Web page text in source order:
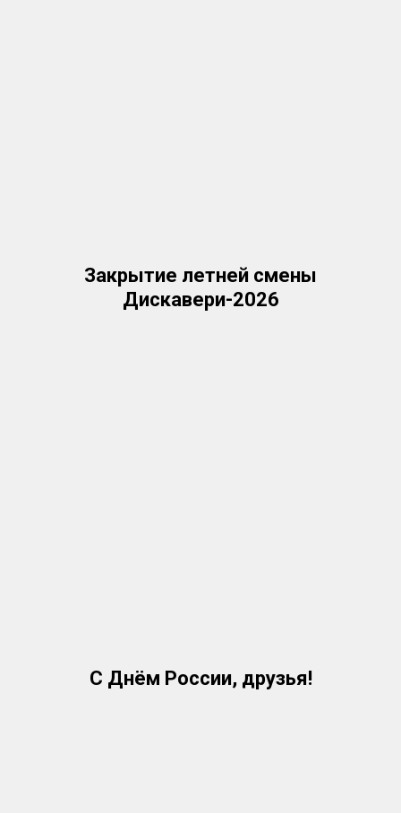
Закрытие летней смены
Дискавери-2026
С Днём России, друзья!